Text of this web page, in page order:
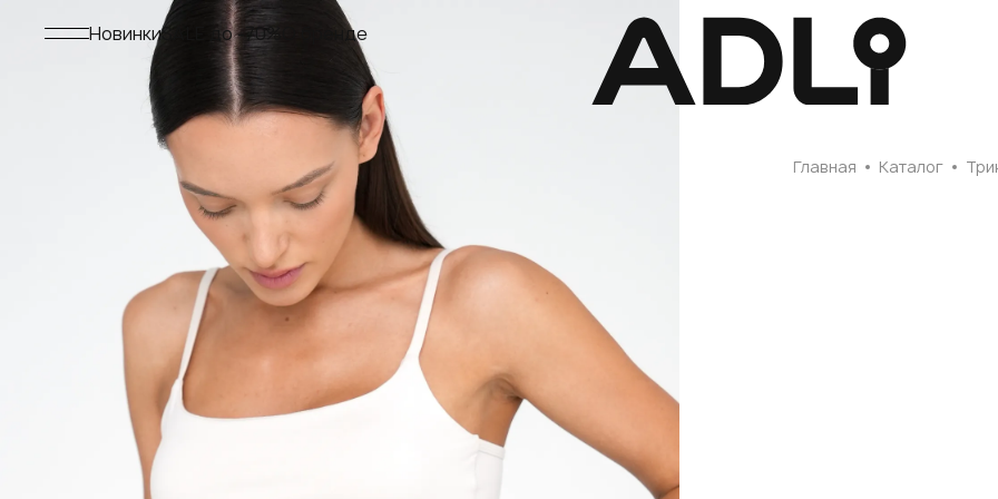
НовинкиSALE до -70% О бренде Главная
Главная Каталог